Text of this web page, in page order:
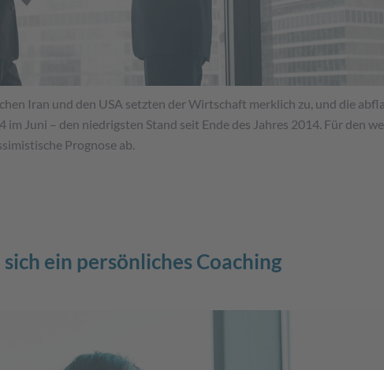
Iran und den USA setzten der Wirtschaft merklich zu, und die
Juni – den niedrigsten Stand seit Ende des Jahres 2014. Für den
Prognose ab.
ein persönliches Coaching